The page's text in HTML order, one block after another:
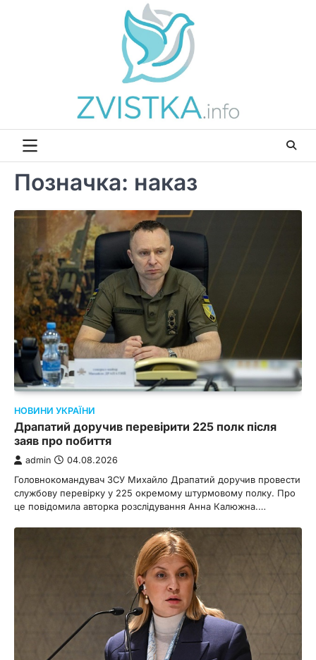
Позначка: наказ
НОВИНИ УКРАЇНИ
Драпатий доручив перевірити 225 полк після
заяв про побиття
admin 04.08.2026
Головнокомандувач ЗСУ Михайло Драпатий доручив провести
службову перевірку у 225 окремому штурмовому полку. Про
це повідомила авторка розслідування Анна Калюжна.…